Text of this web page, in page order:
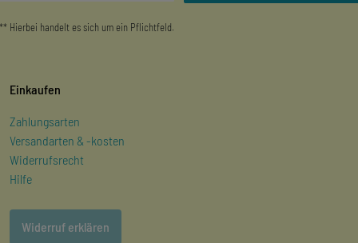
** Hierbei handelt es sich um ein Pflichtfeld.
Einkaufen
Zahlungsarten
Versandarten & -kosten
Widerrufsrecht
Hilfe
Widerruf erklären